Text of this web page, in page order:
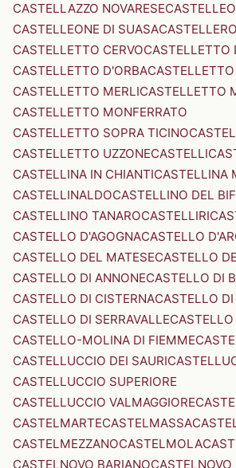
CASTELLAZZO NOVARESE
CASTELLEONE DI SUASACASTELLERO
CASTELLETTO CERVOCASTELLETTO
CASTELLETTO D'ORBA
CASTELLETTO MERLICASTELLETTO
CASTELLETTO MONFERRATO
CASTELLETTO SOPRA TICINO
CASTELLETTO UZZONECASTELLI
CASTELLINA IN CHIANTICASTELLINA
CASTELLINALDOCASTELLINO DEL
CASTELLINO TANAROCASTELLIRI
CASTELLO D'AGOGNACASTELLO
CASTELLO DEL MATESECASTELLO
CASTELLO DI ANNONECASTELLO DI
CASTELLO DI CISTERNACASTELLO DI
CASTELLO DI SERRAVALLE
CASTELLO-MOLINA DI FIEMME
CASTELLUCCIO DEI SAURI
CASTELLUCCIO SUPERIORE
CASTELLUCCIO VALMAGGIORE
CASTELMARTECASTELMASSA
CASTELMEZZANOCASTELMOLA
CASTELNOVO BARIANOCASTELNOVO